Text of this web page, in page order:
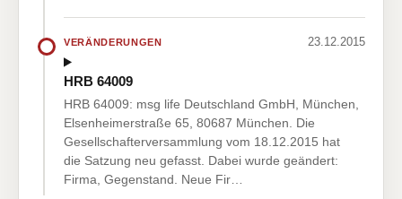
VERÄNDERUNGEN 23.12.2015
HRB 64009
HRB 64009: msg life Deutschland GmbH, München,
Elsenheimerstraße 65, 80687 München. Die
Gesellschafterversammlung vom 18.12.2015 hat
die Satzung neu gefasst. Dabei wurde geändert:
Firma, Gegenstand. Neue Fir…